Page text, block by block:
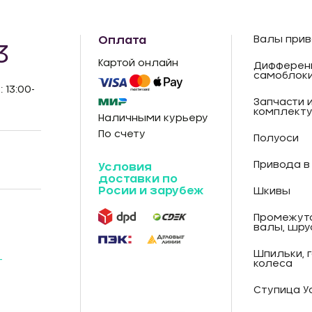
13:00-
Оплата
Картой онлайн
Наличными курьеру
По счету
Условия
доставки по
Росии и зарубеж
Валы
Запчасти
Полуоси
Привода
Шкивы
валы,
Шпильки,
колеса
Ступица